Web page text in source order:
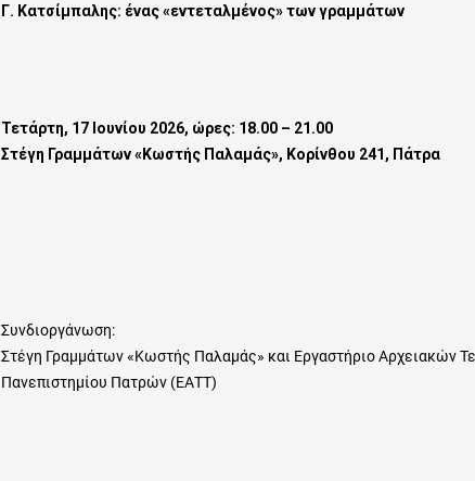
Γ. Κατσίμπαλης: ένας «εντεταλμένος» των γραμμάτων
Τετάρτη, 17 Ιουνίου 2026, ώρες: 18.00 – 21.00
Στέγη Γραμμάτων «Κωστής Παλαμάς», Κορίνθου 241, Πάτρα
Συνδιοργάνωση:
Στέγη Γραμμάτων «Κωστής Παλαμάς» και Εργαστήριο Αρχειακών
Πανεπιστημίου Πατρών (ΕΑΤΤ)